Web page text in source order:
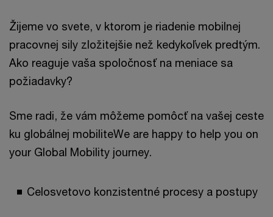
Žijeme vo svete, v ktorom je riadenie mobilnej
pracovnej sily zložitejšie než kedykoľvek predtým.
Ako reaguje vaša spoločnosť na meniace sa
požiadavky?
Sme radi, že vám môžeme pomôcť na vašej ceste
ku globálnej mobiliteWe are happy to help you on
your Global Mobility journey.
Celosvetovo konzistentné procesy a postupy